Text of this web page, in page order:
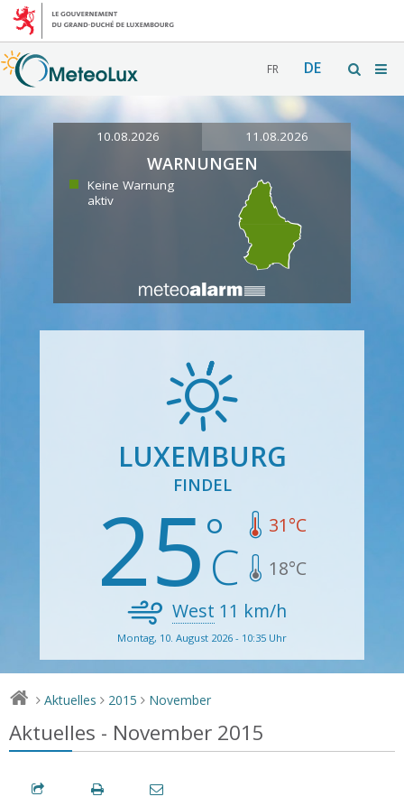
FR DE
10.08.2026 11.08.2026
WARNUNGEN
Keine Warnung
aktiv
LUXEMBURG
FINDEL
25 31°C
18°C
West 11 km/h
Montag, 10. August 2026 - 10:35 Uhr
> Aktuelles > 2015 > November
Aktuelles - November 2015